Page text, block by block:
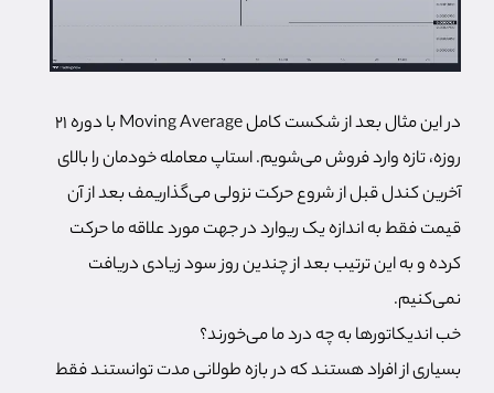
در این مثال بعد از شکست کامل Moving Average با دوره 21
روزه، تازه وارد فروش می‌شویم. استاپ معامله خودمان را بالای
آخرین کندل قبل از شروع حرکت نزولی می‌گذاریمف بعد از آن
قیمت فقط به اندازه یک ریوارد در جهت مورد علاقه ما حرکت
کرده و به این ترتیب بعد از چندین روز سود زیادی دریافت
نمی‌کنیم.
خب اندیکاتورها به چه درد ما می‌خورند؟
بسیاری از افراد هستند که در بازه طولانی مدت توانستند فقط